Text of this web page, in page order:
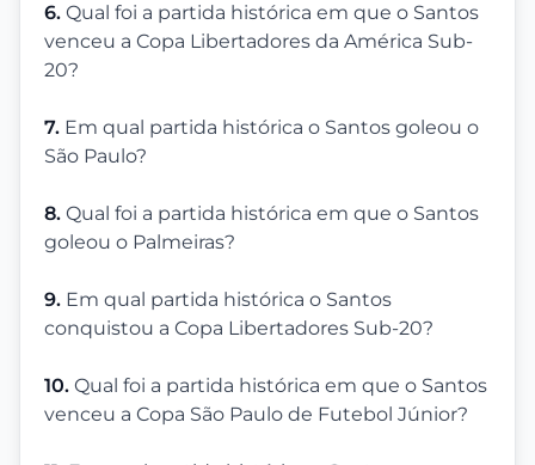
6. Qual foi a partida histórica em que o Santos
venceu a Copa Libertadores da América Sub-
20?
7. Em qual partida histórica o Santos goleou o
São Paulo?
8. Qual foi a partida histórica em que o Santos
goleou o Palmeiras?
9. Em qual partida histórica o Santos
conquistou a Copa Libertadores Sub-20?
10. Qual foi a partida histórica em que o Santos
venceu a Copa São Paulo de Futebol Júnior?